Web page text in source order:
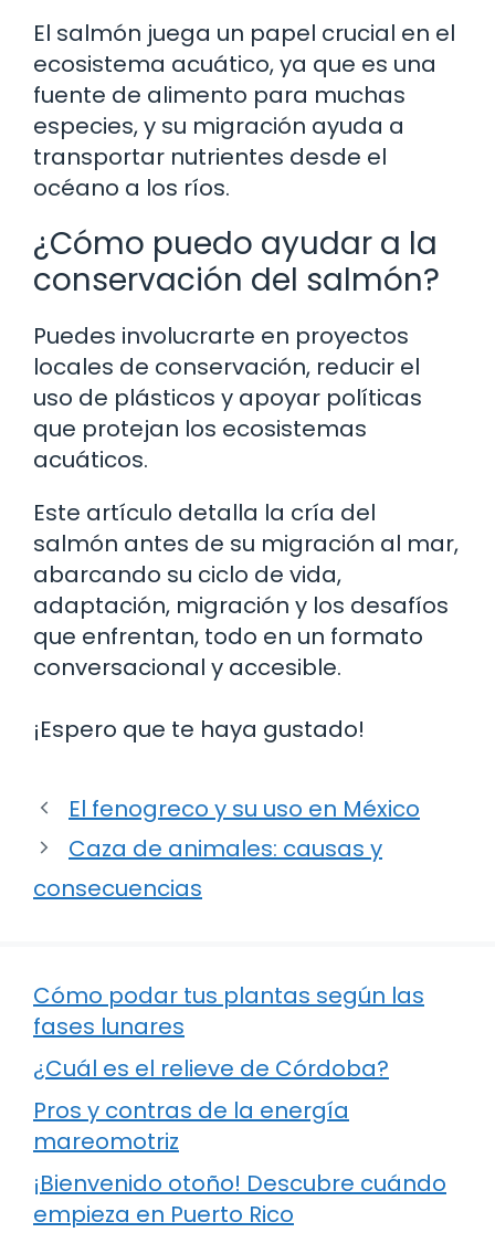
El salmón juega un papel crucial en el
ecosistema acuático, ya que es una
fuente de alimento para muchas
especies, y su migración ayuda a
transportar nutrientes desde el
océano a los ríos.
¿Cómo puedo ayudar a la
conservación del salmón?
Puedes involucrarte en proyectos
locales de conservación, reducir el
uso de plásticos y apoyar políticas
que protejan los ecosistemas
acuáticos.
Este artículo detalla la cría del
salmón antes de su migración al mar,
abarcando su ciclo de vida,
adaptación, migración y los desafíos
que enfrentan, todo en un formato
conversacional y accesible.
¡Espero que te haya gustado!
El fenogreco y su uso en México
Caza de animales: causas y
consecuencias
Cómo podar tus plantas según las
fases lunares
¿Cuál es el relieve de Córdoba?
Pros y contras de la energía
mareomotriz
¡Bienvenido otoño! Descubre cuándo
empieza en Puerto Rico